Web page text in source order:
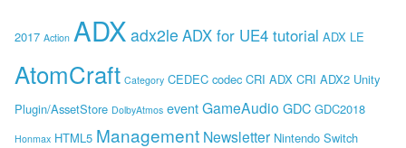
2017 Action ADX adx2le ADX for UE4 tutorial ADX LE
AtomCraft Category CEDEC codec CRI ADX CRI ADX2 Unity
Plugin/AssetStore DolbyAtmos eventGameAudio GDC GDC2018
Honmax HTML5 Management Newsletter Nintendo Switch